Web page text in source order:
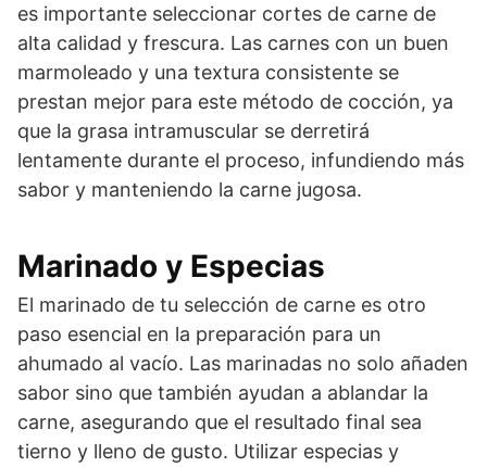
es importante seleccionar cortes de carne de
alta calidad y frescura. Las carnes con un buen
marmoleado y una textura consistente se
prestan mejor para este método de cocción, ya
que la grasa intramuscular se derretirá
lentamente durante el proceso, infundiendo más
sabor y manteniendo la carne jugosa.
Marinado y Especias
El marinado de tu selección de carne es otro
paso esencial en la preparación para un
ahumado al vacío. Las marinadas no solo añaden
sabor sino que también ayudan a ablandar la
carne, asegurando que el resultado final sea
tierno y lleno de gusto. Utilizar especias y